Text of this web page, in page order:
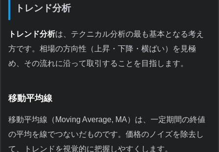
トレンド分析
トレンド分析は、テクニカル分析の最も基本となる考え
方です。相場の方向性（上昇・下降・横ばい）を見極
め、その流れに沿って取引することを目指します。
移動平均線
移動平均線（Moving Average, MA）は、一定期間の終値
の平均を線でつないだものです。価格のノイズを除去し
て、トレンドを視覚的に把握しやすくします。